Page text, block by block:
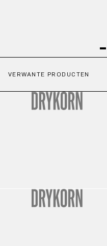
VERWANTE PRODUCTEN